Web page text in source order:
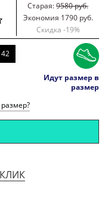
Старая:9580 руб.
Экономия 1790 руб.
Скидка -19%
42
Идут размер в
размер